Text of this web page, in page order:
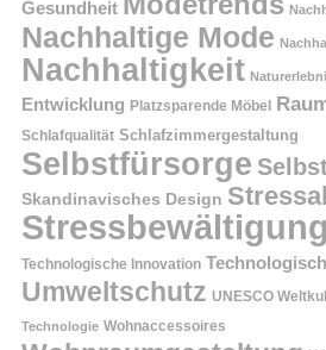
Gesundheit
Nachhaltige Mode
Nachhaltigkeit
Entwicklung Platzsparende Möbel
Schlafqualität Schlafzimmergestaltung
Selbstfürsorge
Skandinavisches Design
Stressbewältigung
Technologische Innovation
Umweltschutz UNESCO
Technologie Wohnaccessoires